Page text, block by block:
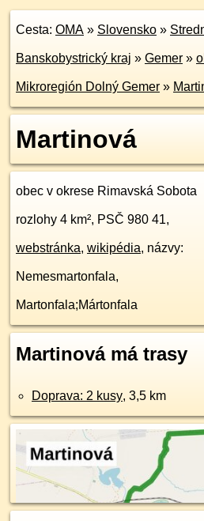
Cesta: OMA » Slovensko »
Banskobystrický kraj » Gemer »
Mikroregión Dolný Gemer »
Martinová
obec v okrese Rimavská Sobota
rozlohy 4 km², PSČ 980 41,
webstránka, wikipédia, názvy:
Nemesmartonfala,
Martonfala;Mártonfala
Martinová má trasy
Doprava: 2 kusy, 3,5 km